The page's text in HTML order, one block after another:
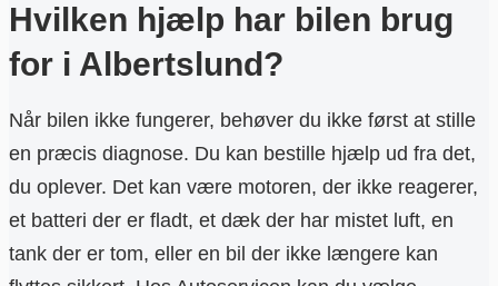
Hvilken hjælp har bilen brug
for i Albertslund?
Når bilen ikke fungerer, behøver du ikke først at stille
en præcis diagnose. Du kan bestille hjælp ud fra det,
du oplever. Det kan være motoren, der ikke reagerer,
et batteri der er fladt, et dæk der har mistet luft, en
tank der er tom, eller en bil der ikke længere kan